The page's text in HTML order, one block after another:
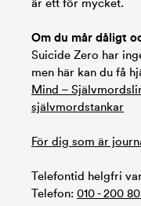
är ett för mycket.
Om du mår dåligt
Suicide Zero har
men här kan du få
Mind –
självmordstankar
För dig som är
Telefontid helgfri
Telefon: 010 - 200 80